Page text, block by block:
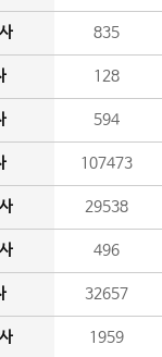
835
128
594
107473
29538
496
32657
1959